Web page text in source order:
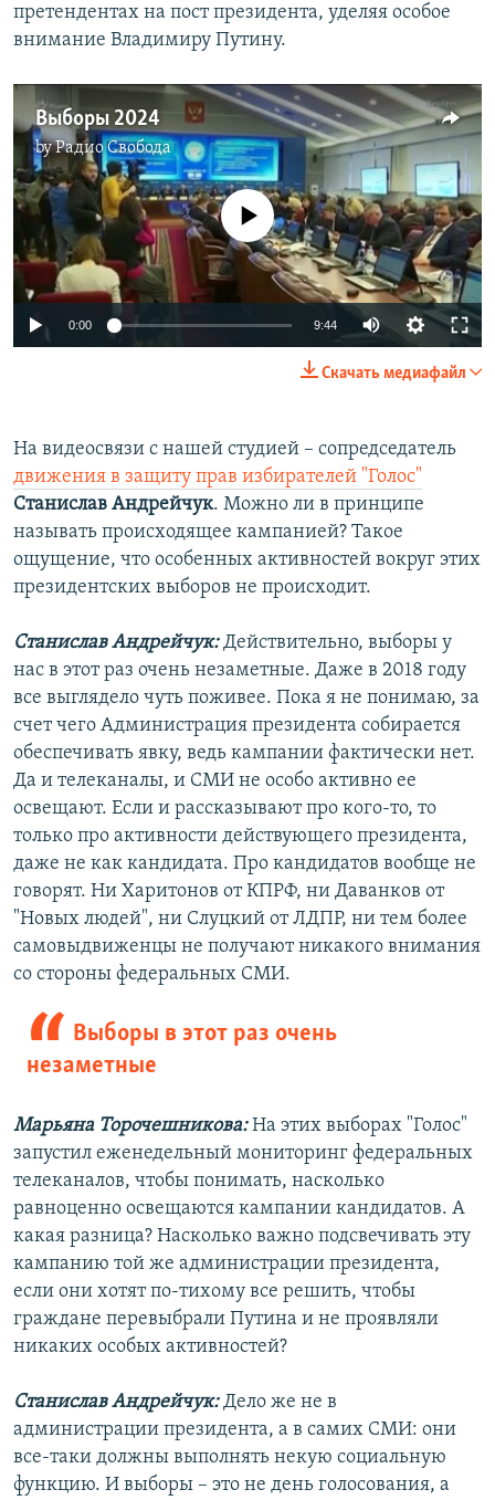
претендентах на пост президента, уделяя особое
внимание Владимиру Путину.
Выборы 2024
byРадио Свобода
720p 1080p
No media source currently available
0:00 9:44
720p
1080p
Скачать медиафайл
На видеосвязи с нашей студией – сопредседатель
движения в защиту прав избирателей "Голос"
Станислав Андрейчук. Можно ли в принципе
называть происходящее кампанией? Такое
ощущение, что особенных активностей вокруг этих
президентских выборов не происходит.
Станислав Андрейчук:Действительно, выборы у
нас в этот раз очень незаметные. Даже в 2018 году
все выглядело чуть поживее. Пока я не понимаю, за
счет чего Администрация президента собирается
обеспечивать явку, ведь кампании фактически нет.
Да и телеканалы, и СМИ не особо активно ее
освещают. Если и рассказывают про кого-то, то
только про активности действующего президента,
даже не как кандидата. Про кандидатов вообще не
говорят. Ни Харитонов от КПРФ, ни Даванков от
"Новых людей", ни Слуцкий от ЛДПР, ни тем более
самовыдвиженцы не получают никакого внимания
со стороны федеральных СМИ.
Выборы в этот раз очень
незаметные
Марьяна Торочешникова:На этих выборах "Голос"
запустил еженедельный мониторинг федеральных
телеканалов, чтобы понимать, насколько
равноценно освещаются кампании кандидатов. А
какая разница? Насколько важно подсвечивать эту
кампанию той же администрации президента,
если они хотят по-тихому все решить, чтобы
граждане перевыбрали Путина и не проявляли
никаких особых активностей?
Станислав Андрейчук:Дело же не в
администрации президента, а в самих СМИ: они
все-таки должны выполнять некую социальную
функцию. И выборы – это не день голосования, а